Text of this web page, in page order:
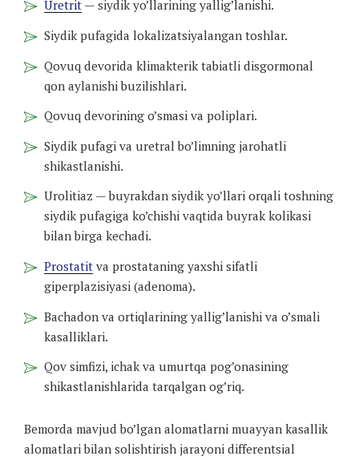
Uretrit — siydik yo’llarining yallig’lanishi.
Siydik pufagida lokalizatsiyalangan toshlar.
Qovuq devorida klimakterik tabiatli disgormonal
qon aylanishi buzilishlari.
Qovuq devorining o’smasi va poliplari.
Siydik pufagi va uretral bo’limning jarohatli
shikastlanishi.
Urolitiaz — buyrakdan siydik yo’llari orqali toshning
siydik pufagiga ko’chishi vaqtida buyrak kolikasi
bilan birga kechadi.
Prostatit va prostataning yaxshi sifatli
giperplazisiyasi (adenoma).
Bachadon va ortiqlarining yallig’lanishi va o’smali
kasalliklari.
Qov simfizi, ichak va umurtqa pog’onasining
shikastlanishlarida tarqalgan og’riq.
Bemorda mavjud bo’lgan alomatlarni muayyan kasallik
alomatlari bilan solishtirish jarayoni differentsial